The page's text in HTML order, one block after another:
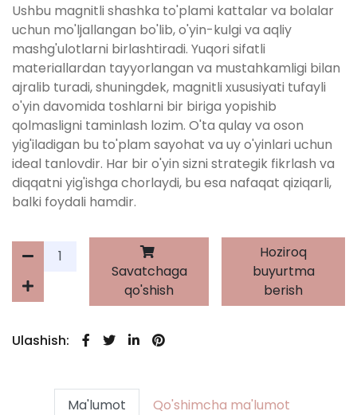
Ushbu magnitli shashka to'plami kattalar va bolalar
uchun mo'ljallangan bo'lib, o'yin-kulgi va aqliy
mashg'ulotlarni birlashtiradi. Yuqori sifatli
materiallardan tayyorlangan va mustahkamligi bilan
ajralib turadi, shuningdek, magnitli xususiyati tufayli
o'yin davomida toshlarni bir biriga yopishib
qolmasligni taminlash lozim. O'ta qulay va oson
yig'iladigan bu to'plam sayohat va uy o'yinlari uchun
ideal tanlovdir. Har bir o'yin sizni strategik fikrlash va
diqqatni yig'ishga chorlaydi, bu esa nafaqat qiziqarli,
balki foydali hamdir.
Savatchaga
qo'shish
Hoziroq
buyurtma
berish
Ulashish:
Ma'lumot Qo'shimcha ma'lumot